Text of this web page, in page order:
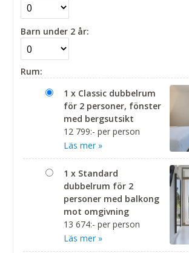
Barn under 2 år:
Rum:
1 x Classic dubbelrum
för 2 personer, fönster
med bergsutsikt
12 799:- per person
Läs mer »
1 x Standard
dubbelrum för 2
personer med balkong
mot omgivning
13 674:- per person
Läs mer »